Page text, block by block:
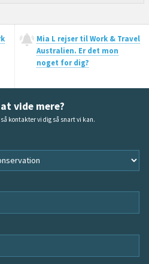
Mia L rejser til Work & Travel
Australien. Er det mon
noget for dig?
vide mere?
kontakter vi dig så snart vi kan.